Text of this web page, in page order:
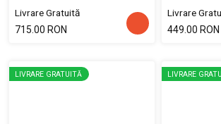
Livrare Gratuită
715.00 RON
Livrare
449.00 RON
LIVRARE GRATUITĂ LIVRARE